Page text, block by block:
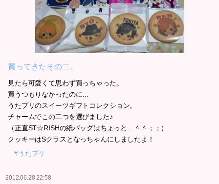
買ってきたその二。
見たら可愛くて思わず買っちゃった。
買うつもりなかったのに…
うたプリのスイーツギフトコレクション。
チャームでこの二つを選びました♪
（正直ST☆RISHの紙バッグはちょっと…＾＾；；）
クッキーはSクラスとなっちゃんにしましたよ！
#うたプリ
2012.06.28 22:58